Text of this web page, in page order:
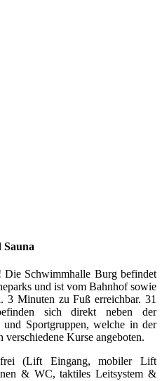
Sauna
Die Schwimmhalle Burg befindet
und ist vom Bahnhof sowie
3 Minuten zu Fuß erreichbar. 31
sich direkt neben der
und Sportgruppen, welche in der
Kurse angeboten.
(Lift Eingang, mobiler Lift
& WC, taktiles Leitsystem &